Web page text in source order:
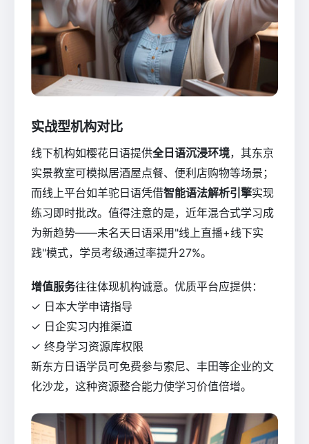
实战型机构对比
线下机构如樱花日语提供全日语沉浸环境，其东京
实景教室可模拟居酒屋点餐、便利店购物等场景；
而线上平台如羊驼日语凭借智能语法解析引擎实现
练习即时批改。值得注意的是，近年混合式学习成
为新趋势——未名天日语采用"线上直播+线下实
践"模式，学员考级通过率提升27%。
增值服务往往体现机构诚意。优质平台应提供：
✓ 日本大学申请指导
✓ 日企实习内推渠道
✓ 终身学习资源库权限
新东方日语学员可免费参与索尼、丰田等企业的文
化沙龙，这种资源整合能力使学习价值倍增。